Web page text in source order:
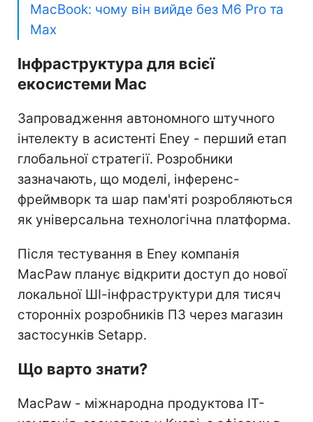
MacBook: чому він вийде без M6 Pro та
Max
Інфраструктура для всієї
екосистеми Mac
Запровадження автономного штучного
інтелекту в асистенті Eney - перший етап
глобальної стратегії. Розробники
зазначають, що моделі, інференс-
фреймворк та шар пам'яті розробляються
як універсальна технологічна платформа.
Після тестування в Eney компанія
MacPaw планує відкрити доступ до нової
локальної ШІ-інфраструктури для тисяч
сторонніх розробників ПЗ через магазин
застосунків Setapp.
Що варто знати?
MacPaw - міжнародна продуктова IT-